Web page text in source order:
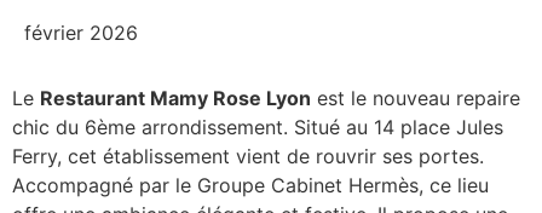
février 2026
Le Restaurant Mamy Rose Lyon est le nouveau repaire
chic du 6ème arrondissement. Situé au 14 place Jules
Ferry, cet établissement vient de rouvrir ses portes.
Accompagné par le Groupe Cabinet Hermès, ce lieu